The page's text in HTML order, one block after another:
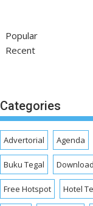
Popular
Recent
Categories
Advertorial Agenda
Buku Tegal Download
Free Hotspot Hotel